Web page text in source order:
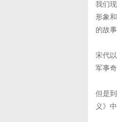
我们
形象
的故事
宋代
军事
但是
义》